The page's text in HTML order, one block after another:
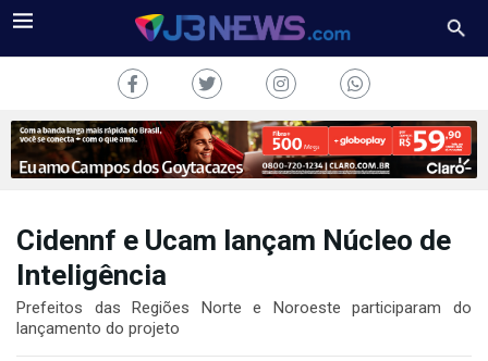
TV
Cidennf e Ucam lançam Núcleo de
Inteligência
Prefeitos das Regiões Norte e Noroeste participaram do
lançamento do projeto